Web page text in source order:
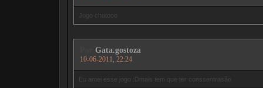
Jogo chatooo
Gata.gostoza
10-06-2011, 22:24
Eu amei esse jogo :Dmais tem que ter conssentrasão